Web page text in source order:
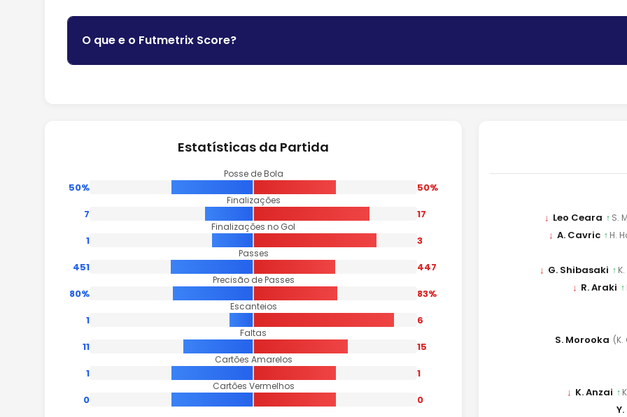
O que e o Futmetrix Score?
Estatísticas da Partida
Posse de Bola
50% 50%
Finalizações
7 17
Finalizações no Gol
1 3
Passes
451 447
Precisão de Passes
80% 83%
Escanteios
1 6
Faltas
11 15
Cartões Amarelos
1 1
Cartões Vermelhos
0 0
↓ Leo Ceara ↑ S.
↓ A. Cavric ↑ H.
↓ G. Shibasaki ↑
↓ R. Araki ↑
S. Morooka
↓ K. Anzai ↑